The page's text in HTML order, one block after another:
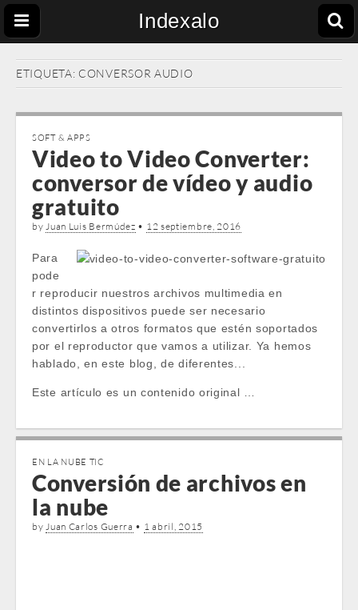
Indexalo
ETIQUETA: CONVERSOR AUDIO
SOFT & APPS
Video to Video Converter:
conversor de vídeo y audio
gratuito
byJuan Luis Bermúdez • 12 septiembre, 2016
Para
pode
r reproducir nuestros archivos multimedia en
distintos dispositivos puede ser necesario
convertirlos a otros formatos que estén soportados
por el reproductor que vamos a utilizar. Ya hemos
hablado, en este blog, de diferentes...
Este artículo es un contenido original …
EN LA NUBE TIC
Conversión de archivos en
la nube
byJuan Carlos Guerra • 1 abril, 2015